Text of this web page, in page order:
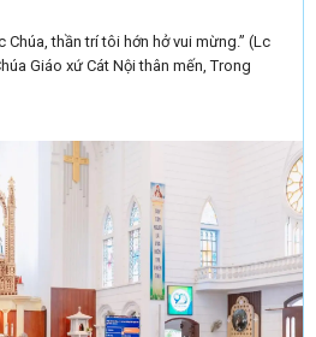
thần trí tôi hớn hở vui mừng.” (Lc
Giáo xứ Cát Nội thân mến, Trong